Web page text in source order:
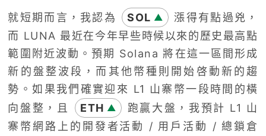
就短期而言，我認為 SOL ▲
漲得有點過兇，
而 LUNA 最近在今年早些時候以來的歷史最高點
範圍附近波動。預期 Solana 將在這一區間形成
新的盤整波段，而其他幣種則開始啓動新的趨
勢。如果我們確實迎來 L1 山寨幣一段時間的橫
向盤整，且
ETH ▲
跑贏大盤，我預計 L1 山
寨幣網路上的開發者活動 / 用戶活動 / 總鎖倉